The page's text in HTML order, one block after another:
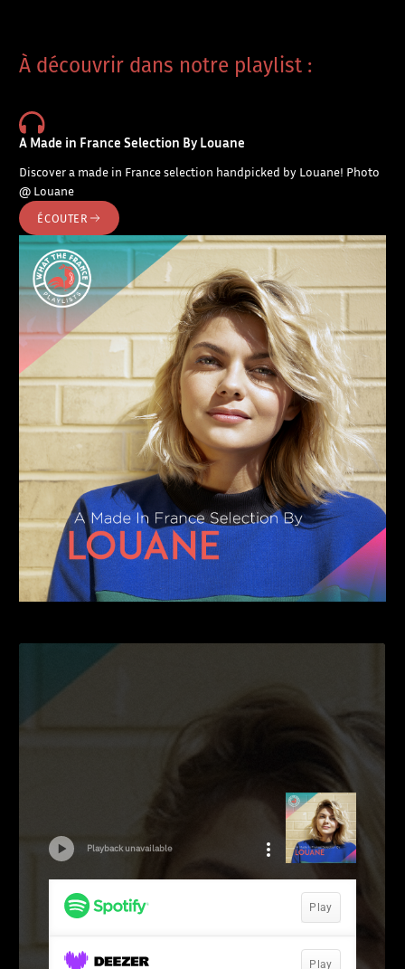
À découvrir dans notre playlist :
A Made in France Selection By Louane
Discover a made in France selection handpicked by Louane! Photo
@ Louane
ÉCOUTER